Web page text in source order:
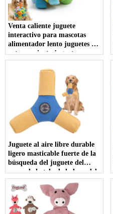
Venta caliente juguete
interactivo para mascotas
alimentador lento juguetes de
entrenamiento juguetes para
masticar mascotas juguetes y
accesorios para movimiento y
Juguete al aire libre durable
ligero masticable fuerte de la
búsqueda del juguete del
perro de la tela de la lona del
OEM